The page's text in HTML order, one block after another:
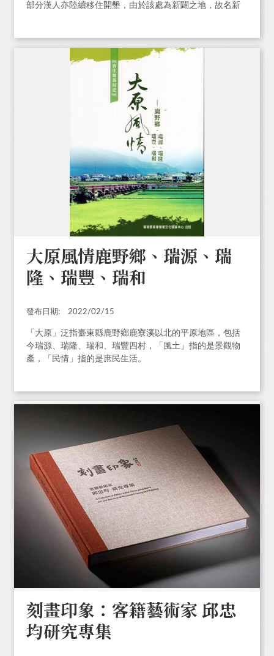
部分漢人亦陸續移住開墾，由於該處為新闢之地，故名新
大原風情鹿野鄉、瑞源、瑞
隆、瑞豐、瑞和
發布日期: 2022/02/15
「大原」泛指臺東縣鹿野鄉鹿寮溪以北的平原地區，包括
今瑞源、瑞隆、瑞和、瑞豐四村，「風土」指的是景觀物
產，「民情」指的是庶民生活。
刻畫印象：客籍藝術家 邱忠
均研究專集